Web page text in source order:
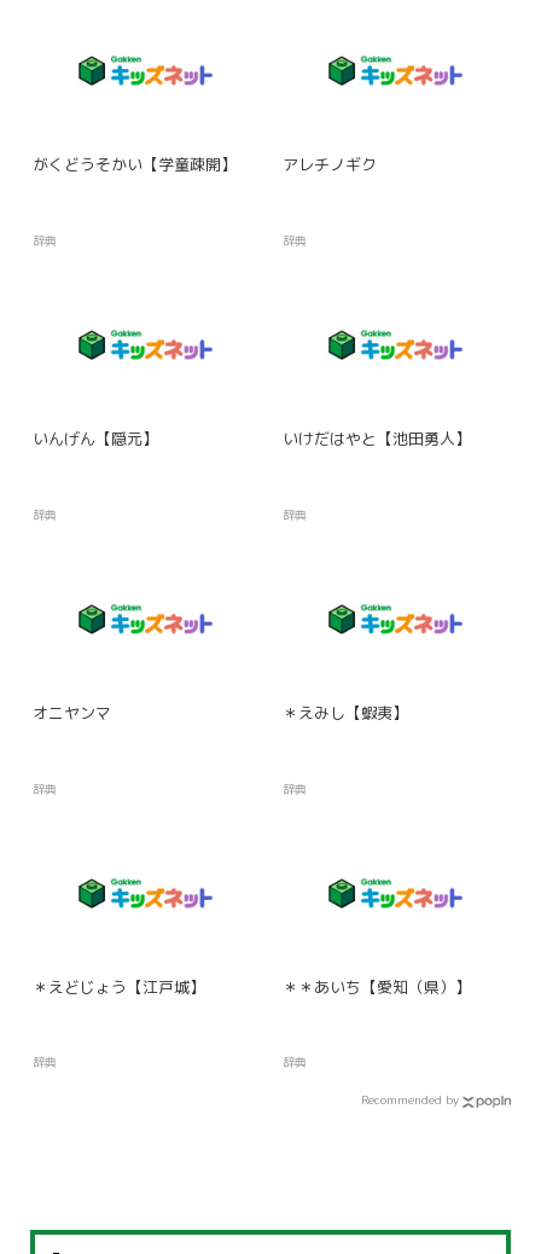
がくどうそかい【学童疎開】
辞典
アレチノギク
辞典
いんげん【隠元】
辞典
いけだはやと【池田勇人】
辞典
オニヤンマ
辞典
＊えみし【蝦夷】
辞典
＊えどじょう【江戸城】
辞典
＊＊あいち【愛知（県）】
辞典
Recommended by